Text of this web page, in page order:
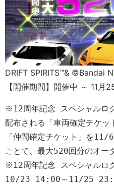
DRIFT SPIRITS™& ©Bandai
【開催期間】開催中 ～ 11月
※12周年記念 スペシャルロ
配布される「車両確定チケッ
「仲間確定チケット」を11/
ことで、最大520回分のオー
※12周年記念 スペシャルロ
10/23 14:00～11/25